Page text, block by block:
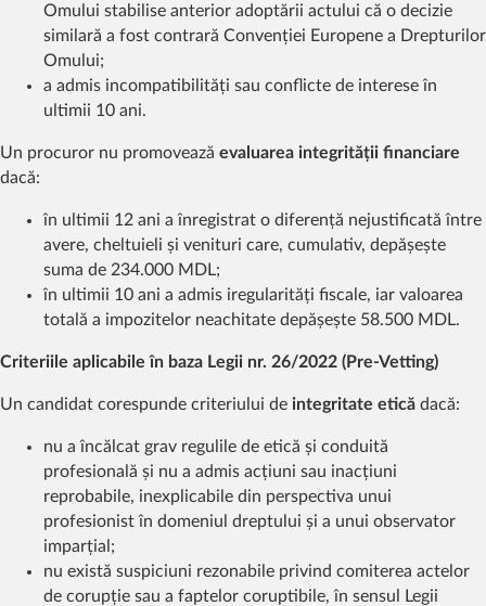
Omului stabilise anterior adoptării actului că o decizie
similară a fost contrară Convenției Europene a Drepturilor
Omului;
a admis incompatibilități sau conflicte de interese în
ultimii 10 ani.
Un procuror nu promovează evaluarea integrității financiare
dacă:
în ultimii 12 ani a înregistrat o diferență nejustificată între
avere, cheltuieli și venituri care, cumulativ, depășește
suma de 234.000 MDL;
în ultimii 10 ani a admis iregularități fiscale, iar valoarea
totală a impozitelor neachitate depășește 58.500 MDL.
Criteriile aplicabile în baza Legii nr. 26/2022 (Pre-Vetting)
Un candidat corespunde criteriului de integritate etică dacă:
nu a încălcat grav regulile de etică și conduită
profesională și nu a admis acțiuni sau inacțiuni
reprobabile, inexplicabile din perspectiva unui
profesionist în domeniul dreptului și a unui observator
imparțial;
nu există suspiciuni rezonabile privind comiterea actelor
de corupție sau a faptelor coruptibile, în sensul Legii